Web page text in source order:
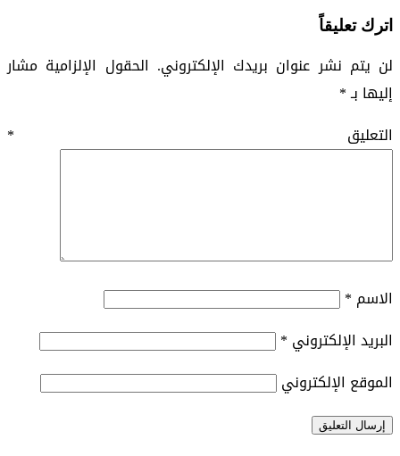
اترك تعليقاً
لن يتم نشر عنوان بريدك الإلكتروني. الحقول الإلزامية مشار
إليها بـ*
التعليق *
الاسم *
البريد الإلكتروني *
الموقع الإلكتروني